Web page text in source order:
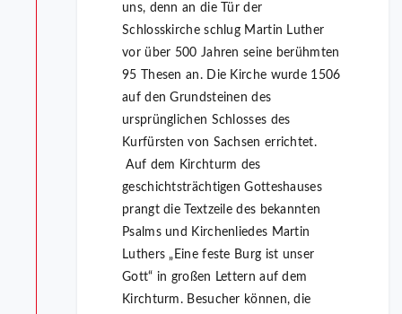
uns, denn an die Tür der
Schlosskirche schlug Martin Luther
vor über 500 Jahren seine berühmten
95 Thesen an. Die Kirche wurde 1506
auf den Grundsteinen des
ursprünglichen Schlosses des
Kurfürsten von Sachsen errichtet.
Auf dem Kirchturm des
geschichtsträchtigen Gotteshauses
prangt die Textzeile des bekannten
Psalms und Kirchenliedes Martin
Luthers „Eine feste Burg ist unser
Gott“ in großen Lettern auf dem
Kirchturm. Besucher können, die